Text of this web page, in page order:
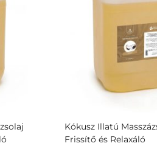
Kókusz Illatú
Frissítő és Relaxáló